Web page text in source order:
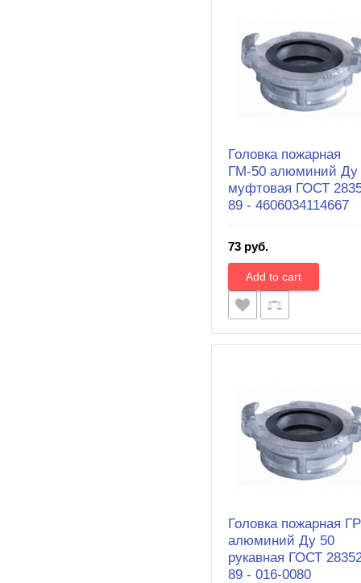
Головка пожарная
ГМ-50 алюминий Ду
муфтовая ГОСТ
89 - 4606034114667
73 руб.
Головка пожарная
алюминий Ду 50
рукавная ГОСТ
89 - 016-0080